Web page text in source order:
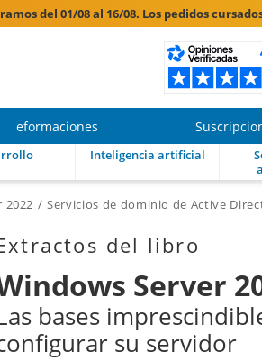
del 01/08 al 16/08. Los pedidos
eformaciones
Inteligencia artificial
2022 Servicios de dominio de Active
del libro
Server
bases
su servidor